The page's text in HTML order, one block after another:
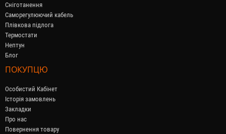
Сніготанення
Саморегулюючий кабель
Плівкова підлога
Термостати
Нептун
Блог
ПОКУПЦЮ
Особистий Кабінет
Історія замовлень
Закладки
Про нас
Повернення товару